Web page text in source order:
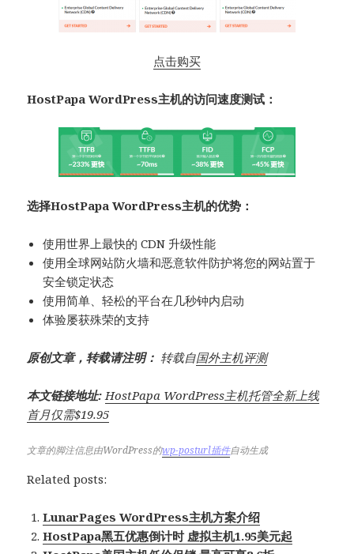
点击购买
HostPapa WordPress主机的访问速度测试：
选择HostPapa WordPress主机的优势：
使用世界上最快的 CDN 升级性能
使用全球网站防火墙和恶意软件防护将您的网站置于
安全锁定状态
使用简单、轻松的平台在几秒钟内启动
体验屡获殊荣的支持
原创文章，转载请注明： 转载自国外主机评测
本文链接地址: HostPapa WordPress主机托管全新上线
首月仅需$19.95
文章的脚注信息由WordPress的wp-posturl插件自动生成
Related posts:
LunarPages WordPress主机方案介绍
HostPapa黑五优惠倒计时 虚拟主机1.95美元起